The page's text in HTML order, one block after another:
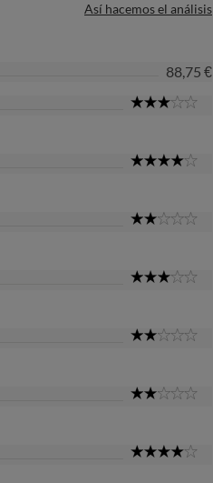
Así hacemos el análisis
88,75 €